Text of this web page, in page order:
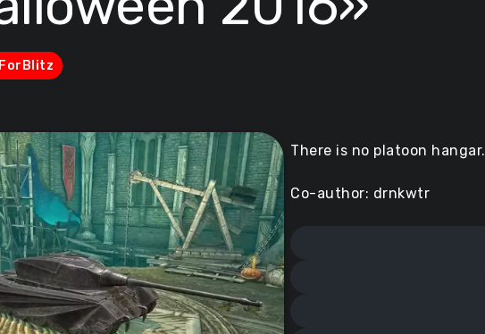
There is no platoon hangar.
Co-author: drnkwtr